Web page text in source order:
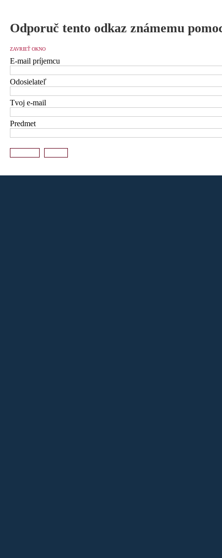
Odporuč tento odkaz známemu
ZAVRIEŤ OKNO
E-mail príjemcu
Odosielateľ
Tvoj e-mail
Predmet